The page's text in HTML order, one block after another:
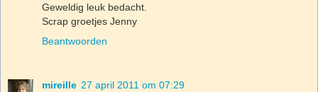
Geweldig leuk bedacht.
Scrap groetjes Jenny
Beantwoorden
mireille 27 april 2011 om 07:29